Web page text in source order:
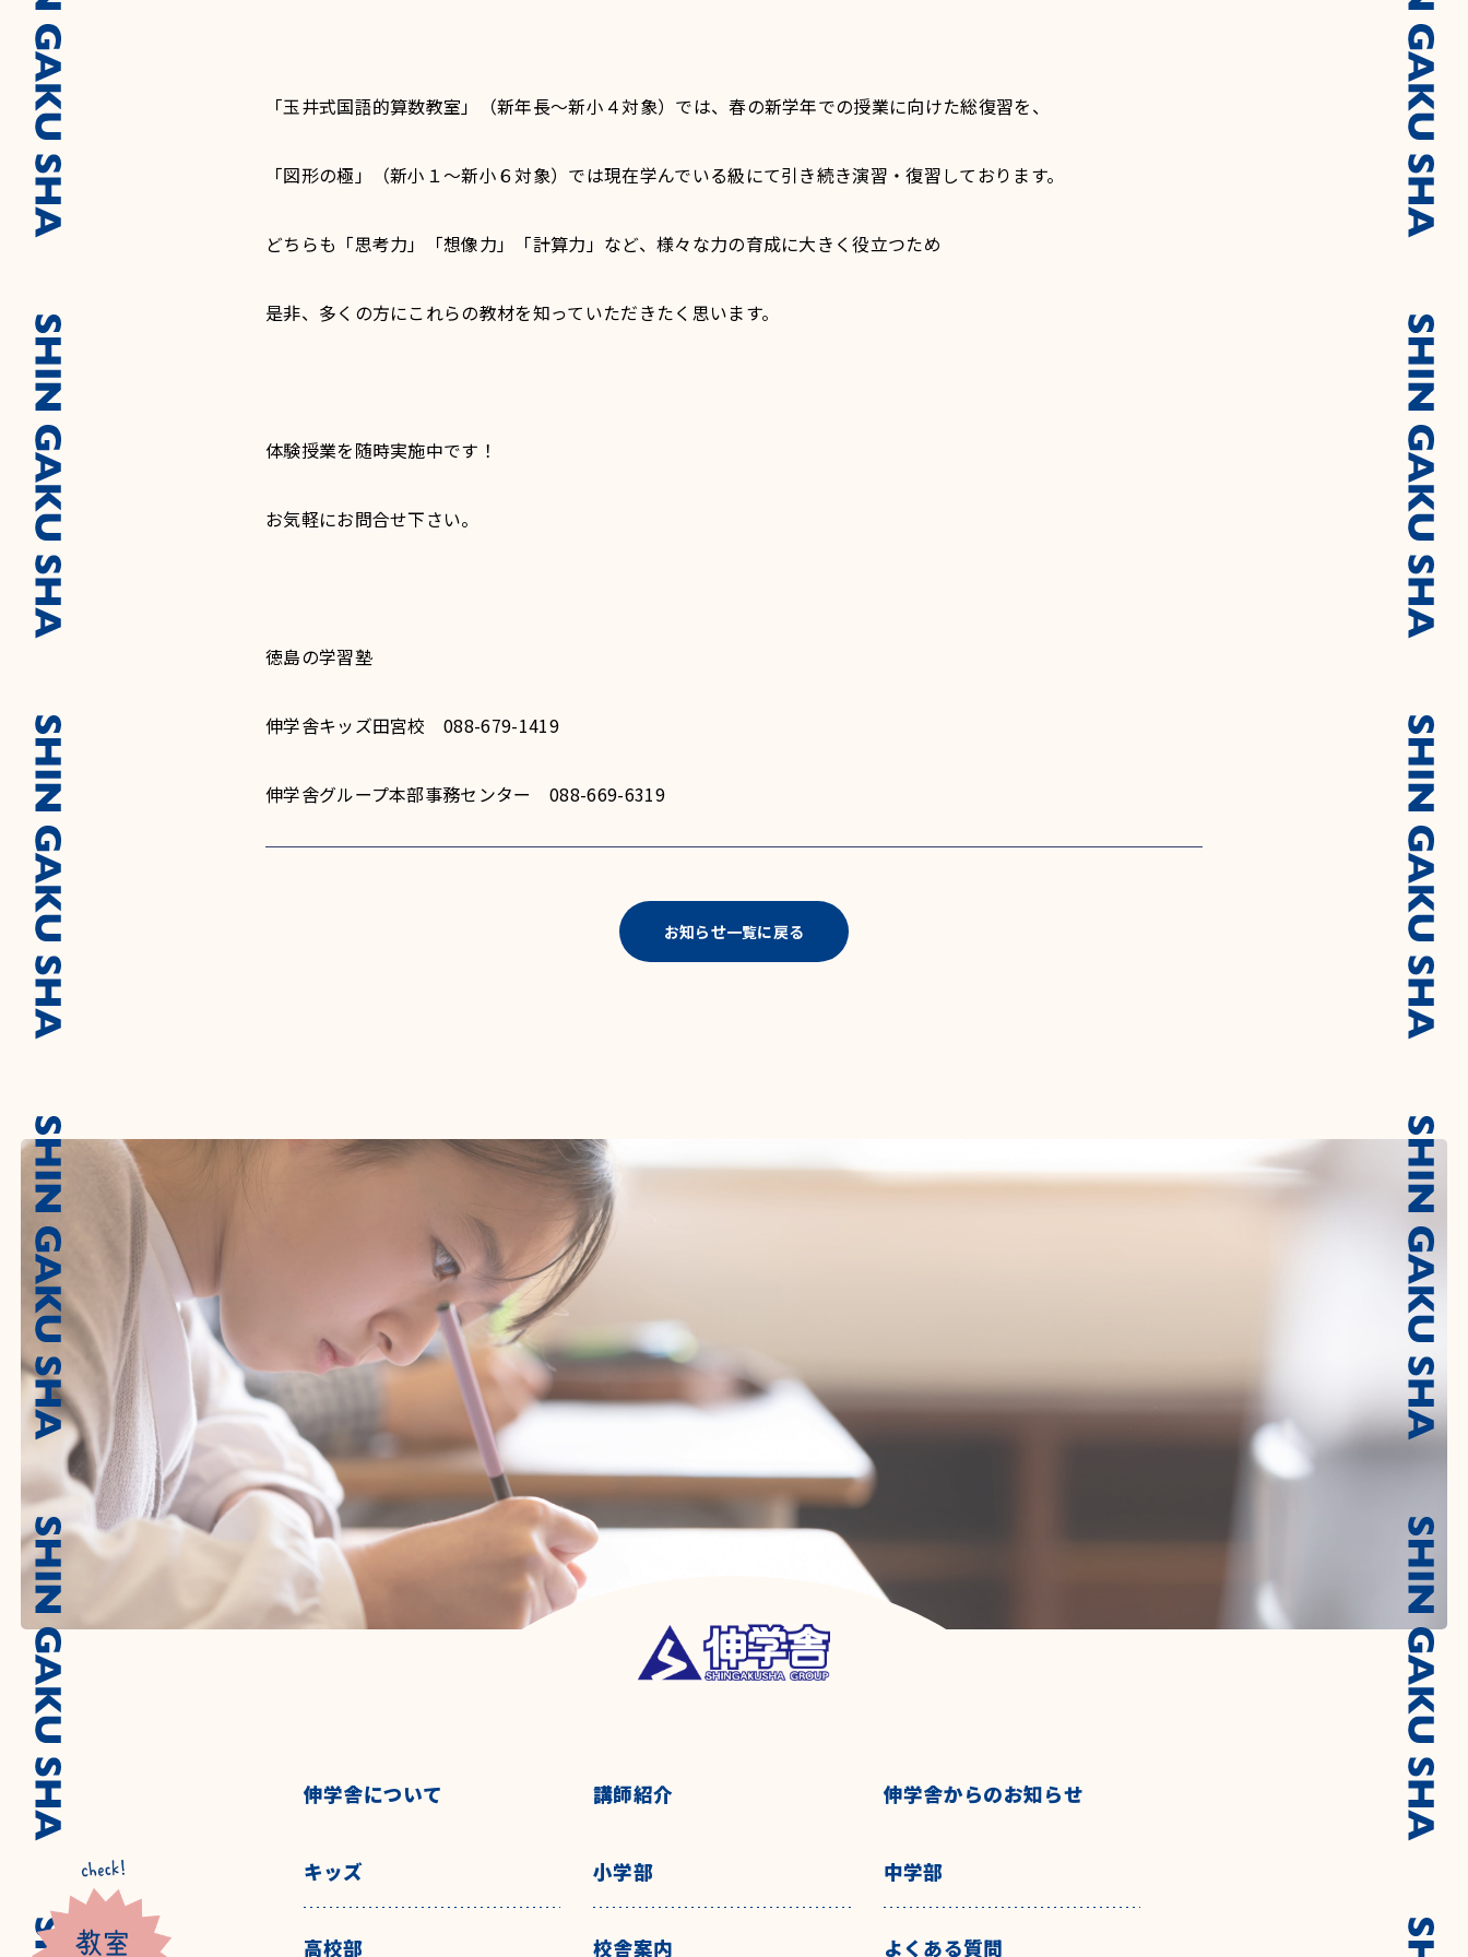
「玉井式国語的算数教室」（新年長～新小４対象）では、春の新学年での授業に向けた総復習を、
「図形の極」（新小１～新小６対象）では現在学んでいる級にて引き続き演習・復習しております。
どちらも「思考力」「想像力」「計算力」など、様々な力の育成に大きく役立つため
是非、多くの方にこれらの教材を知っていただきたく思います。
体験授業を随時実施中です！
お気軽にお問合せ下さい。
徳島の学習塾
伸学舎キッズ田宮校 088-679-1419
伸学舎グループ本部事務センター 088-669-6319
お知らせ一覧に戻る
伸学舎について 講師紹介 伸学舎からのお知らせ
キッズ 小学部 中学部
高校部 校舎案内 よくある質問